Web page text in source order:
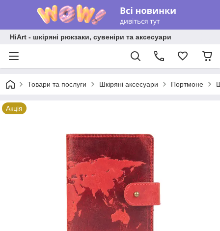
HiArt - шкіряні рюкзаки, сувеніри та аксесуари
Товари та послуги Шкіряні аксесуари Портмоне
Акція